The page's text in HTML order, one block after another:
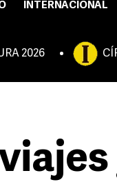
INTERNACIONAL
2026